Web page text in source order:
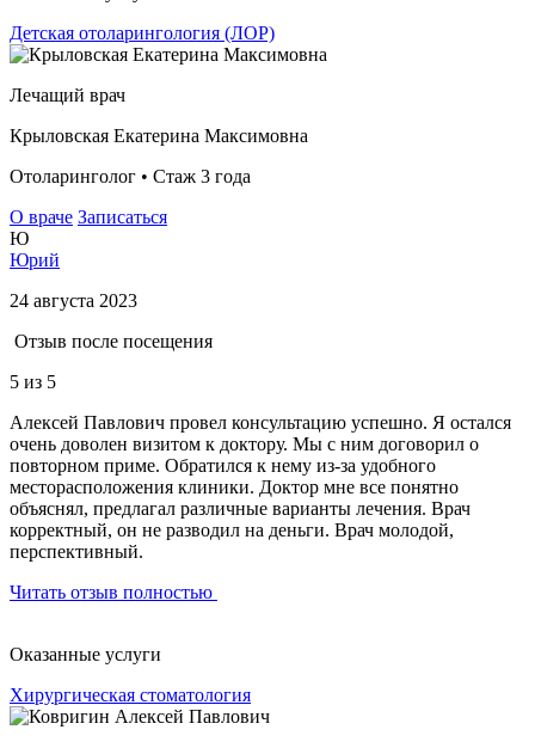
Детская отоларингология (ЛОР)
Лечащий врач
Крыловская Екатерина Максимовна
Отоларинголог • Стаж 3 года
О враче Записаться
Ю
Юрий
24 августа 2023
Отзыв после посещения
5 из 5
Алексей Павлович провел консультацию успешно. Я остался
очень доволен визитом к доктору. Мы с ним договорил о
повторном приме. Обратился к нему из-за удобного
месторасположения клиники. Доктор мне все понятно
объяснял, предлагал различные варианты лечения. Врач
корректный, он не разводил на деньги. Врач молодой,
перспективный.
Читать отзыв полностью
Оказанные услуги
Хирургическая стоматология